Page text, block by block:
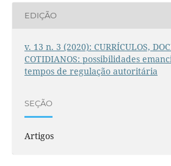
EDIÇÃO
v. 13 n. 3 (2020): CURRÍCULOS,
COTIDIANOS: possibilidades
tempos de regulação autoritária
SEÇÃO
Artigos